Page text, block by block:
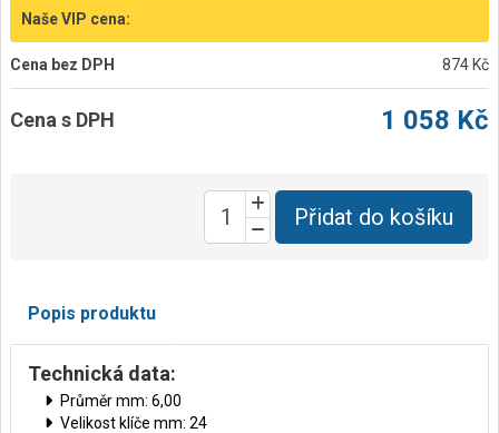
Naše VIP cena:
Cena bez DPH 874 Kč
Cena s DPH 1 058 Kč
Přidat do košíku
Popis produktu
Technická data:
Průměr mm: 6,00
Velikost klíče mm: 24